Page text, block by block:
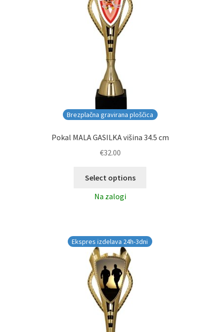
Brezplačna gravirana ploščica
Pokal MALA GASILKA višina 34.5 cm
€32.00
Select options
Na zalogi
Ekspres izdelava 24h-3dni